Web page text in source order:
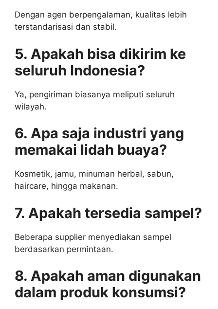
Dengan agen berpengalaman, kualitas lebih
terstandarisasi dan stabil.
5. Apakah bisa dikirim ke
seluruh Indonesia?
Ya, pengiriman biasanya meliputi seluruh
wilayah.
6. Apa saja industri yang
memakai lidah buaya?
Kosmetik, jamu, minuman herbal, sabun,
haircare, hingga makanan.
7. Apakah tersedia sampel?
Beberapa supplier menyediakan sampel
berdasarkan permintaan.
8. Apakah aman digunakan
dalam produk konsumsi?